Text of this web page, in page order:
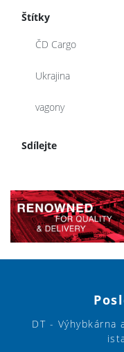
Štítky
ČD Cargo
Ukrajina
vagony
Sdílejte
DT -